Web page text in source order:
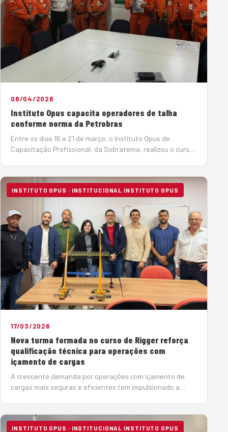
08/04/2026
Instituto Opus capacita operadores de talha
conforme norma da Petrobras
Entre os dias 16 e 21 de março, o Instituto Opus de
Capacitação Profissional, da Sobratema, realizou o curso
estabelece diretrizes rigorosas …
INSTITUTO OPUS · INSTITUCIONAL INSTITUTO OPUS
17/03/2026
Nova turma formada no curso de Rigger reforça
qualificação técnica para operações com
içamento de cargas
A crescente demanda por operações com içamento de
cargas mais seguras e eficientes tem impulsionado a
da Sobratema, concluiu…
INSTITUTO OPUS · INSTITUCIONAL INSTITUTO OPUS